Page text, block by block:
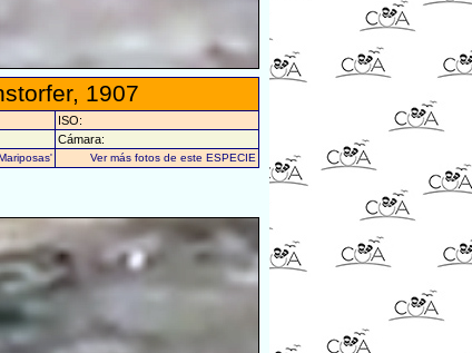
1907
ISO:
Cámara:
Ver más fotos de este ESPECIE